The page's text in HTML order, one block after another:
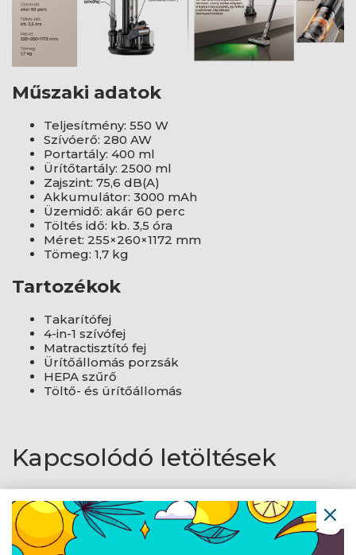
Műszaki adatok
Teljesítmény: 550 W
Szívóerő: 280 AW
Portartály: 400 ml
Ürítőtartály: 2500 ml
Zajszint: 75,6 dB(A)
Akkumulátor: 3000 mAh
Üzemidő: akár 60 perc
Töltés idő: kb. 3,5 óra
Méret: 255×260×1172 mm
Tömeg: 1,7 kg
Tartozékok
Takarítófej
4-in-1 szívófej
Matractisztító fej
Ürítőállomás porzsák
HEPA szűrő
Töltő- és ürítőállomás
Kapcsolódó letöltések
DÁTUM MEGNEVEZÉS
2026.07.02.
Uwant V600
gyakran ismételt